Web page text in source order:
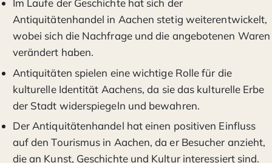
Im Laufe der Geschichte hat sich der
Antiquitätenhandel in Aachen stetig weiterentwickelt,
wobei sich die Nachfrage und die angebotenen Waren
verändert haben.
Antiquitäten spielen eine wichtige Rolle für die
kulturelle Identität Aachens, da sie das kulturelle Erbe
der Stadt widerspiegeln und bewahren.
Der Antiquitätenhandel hat einen positiven Einfluss
auf den Tourismus in Aachen, da er Besucher anzieht,
die an Kunst, Geschichte und Kultur interessiert sind.